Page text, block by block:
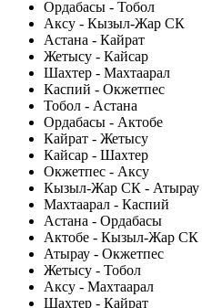
Ордабасы - Тобол
Аксу - Кызыл-Жар СК
Астана - Кайрат
Жетысу - Кайсар
Шахтер - Махтаарал
Каспий - Окжетпес
Тобол - Астана
Ордабасы - Актобе
Кайрат - Жетысу
Кайсар - Шахтер
Окжетпес - Аксу
Кызыл-Жар СК - Атырау
Махтаарал - Каспий
Астана - Ордабасы
Актобе - Кызыл-Жар СК
Атырау - Окжетпес
Жетысу - Тобол
Аксу - Махтаарал
Шахтер - Кайрат